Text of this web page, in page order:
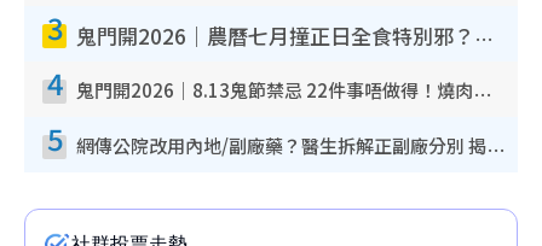
3 鬼門開2026｜農曆七月撞正日全食特別邪？專家警告切忌做一事！揭4大禁忌+2招保平安
4 鬼門開2026｜8.13鬼節禁忌 22件事唔做得！燒肉、刺身要少食？半夜勿吹口哨/打呢個電話
5 網傳公院改用內地/副廠藥？醫生拆解正副廠分別 揭4類人換藥隨時出事